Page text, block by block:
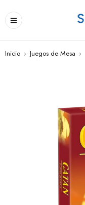
Inicio › Juegos de Mesa ›